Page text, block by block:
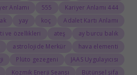
444 Kariyer Anlamı
555
Anlamı
Adalet Kartı Anlamı
koç
yay
ay burcu balık
ateş
ve özellikleri
hava elementi
astrolojide Merkür
JAAS Uygulayıcısı
Plüto gezegeni
Bütünsel şifa
Kozmik Enerji Seansı